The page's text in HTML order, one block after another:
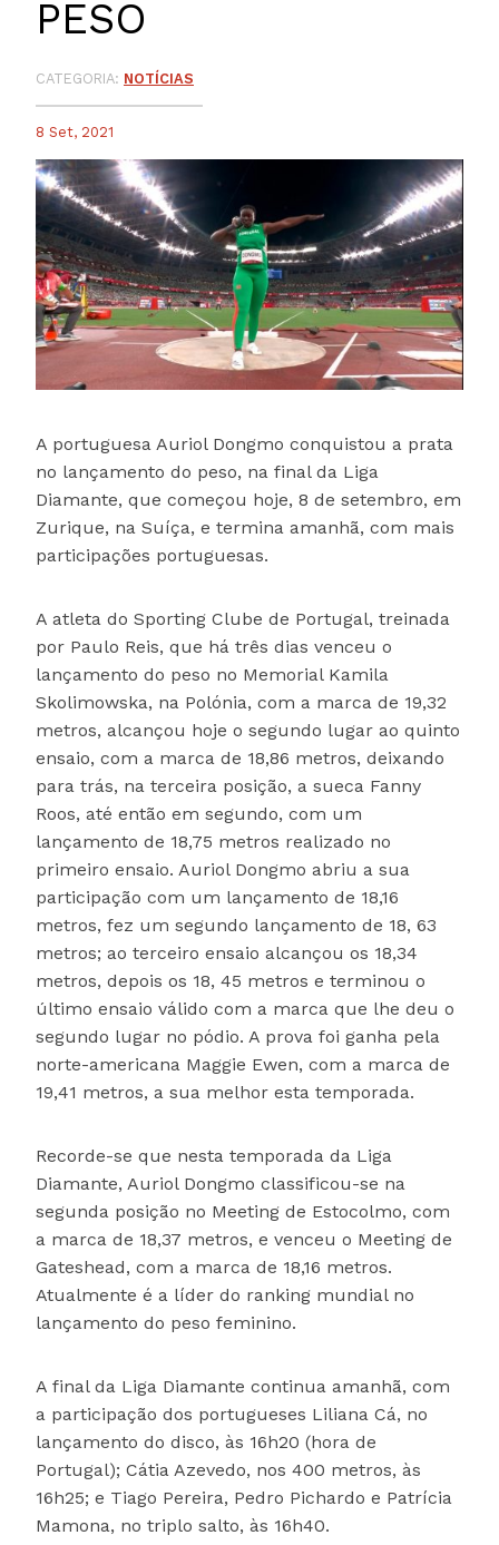
PESO
CATEGORIA: NOTÍCIAS
8 Set, 2021
A portuguesa Auriol Dongmo conquistou a prata
no lançamento do peso, na final da Liga
Diamante, que começou hoje, 8 de setembro, em
Zurique, na Suíça, e termina amanhã, com mais
participações portuguesas.
A atleta do Sporting Clube de Portugal, treinada
por Paulo Reis, que há três dias venceu o
lançamento do peso no Memorial Kamila
Skolimowska, na Polónia, com a marca de 19,32
metros, alcançou hoje o segundo lugar ao quinto
ensaio, com a marca de 18,86 metros, deixando
para trás, na terceira posição, a sueca Fanny
Roos, até então em segundo, com um
lançamento de 18,75 metros realizado no
primeiro ensaio. Auriol Dongmo abriu a sua
participação com um lançamento de 18,16
metros, fez um segundo lançamento de 18, 63
metros; ao terceiro ensaio alcançou os 18,34
metros, depois os 18, 45 metros e terminou o
último ensaio válido com a marca que lhe deu o
segundo lugar no pódio. A prova foi ganha pela
norte-americana Maggie Ewen, com a marca de
19,41 metros, a sua melhor esta temporada.
Recorde-se que nesta temporada da Liga
Diamante, Auriol Dongmo classificou-se na
segunda posição no Meeting de Estocolmo, com
a marca de 18,37 metros, e venceu o Meeting de
Gateshead, com a marca de 18,16 metros.
Atualmente é a líder do ranking mundial no
lançamento do peso feminino.
A final da Liga Diamante continua amanhã, com
a participação dos portugueses Liliana Cá, no
lançamento do disco, às 16h20 (hora de
Portugal); Cátia Azevedo, nos 400 metros, às
16h25; e Tiago Pereira, Pedro Pichardo e Patrícia
Mamona, no triplo salto, às 16h40.